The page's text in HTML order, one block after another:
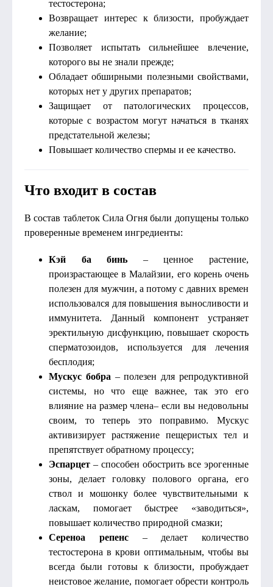
тестостерона;
Возвращает интерес к близости, пробуждает
желание;
Позволяет испытать сильнейшее влечение,
которого вы не знали прежде;
Обладает обширными полезными свойствами,
которых нет у других препаратов;
Защищает от патологических процессов,
которые с возрастом могут начаться в тканях
предстательной железы;
Повышает количество спермы и ее качество.
Что входит в состав
В состав таблеток Сила Огня были допущены только
проверенные временем ингредиенты:
Кэй ба бинь – ценное растение,
произрастающее в Малайзии, его корень очень
полезен для мужчин, а потому с давних времен
использовался для повышения выносливости и
иммунитета. Данный компонент устраняет
эректильную дисфункцию, повышает скорость
сперматозоидов, используется для лечения
бесплодия;
Мускус бобра – полезен для репродуктивной
системы, но что еще важнее, так это его
влияние на размер члена– если вы недовольны
своим, то теперь это поправимо. Мускус
активизирует растяжение пещеристых тел и
препятствует обратному процессу;
Эспарцет – способен обострить все эрогенные
зоны, делает головку полового органа, его
ствол и мошонку более чувствительными к
ласкам, помогает быстрее «заводиться»,
повышает количество природной смазки;
Сереноа репенс– делает количество
тестостерона в крови оптимальным, чтобы вы
всегда были готовы к близости, пробуждает
неистовое желание, помогает обрести контроль